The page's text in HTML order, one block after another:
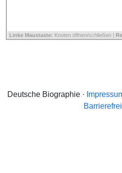
Linke Maustaste: Knoten öffnen/schließen |
Deutsche Biographie ·